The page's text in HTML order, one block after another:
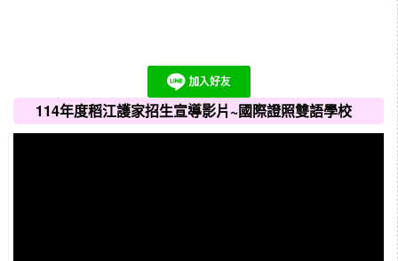
114年度稻江護家招生宣導影片~國際證照雙語學校